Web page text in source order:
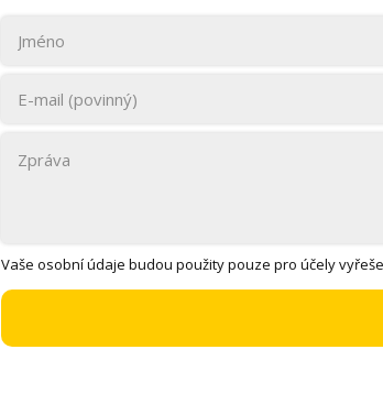
Vaše osobní údaje budou použity pouze pro účely